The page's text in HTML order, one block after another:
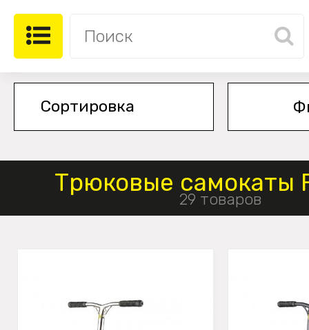
Трюковые самокаты
29 товаров